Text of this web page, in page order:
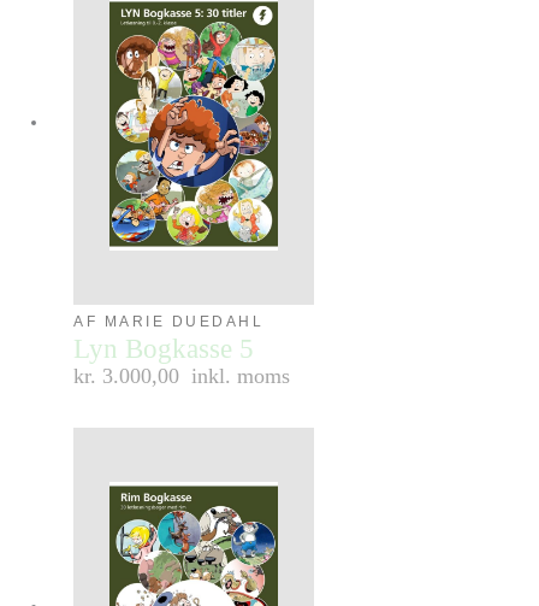
AF MARIE DUEDAHL
Lyn Bogkasse 5
kr. 3.000,00 inkl. moms